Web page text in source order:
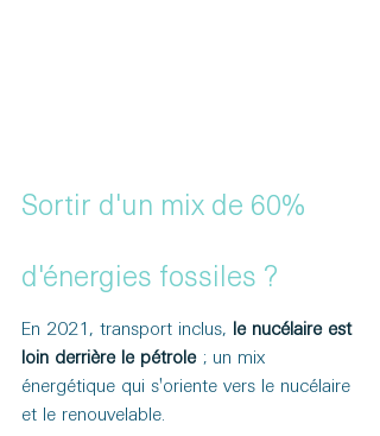
Sortir d'un mix de 60%
d'énergies fossiles ?
En 2021, transport inclus, le nucélaire est
loin derrière le pétrole ; un mix
énergétique qui s'oriente vers le nucélaire
et le renouvelable.